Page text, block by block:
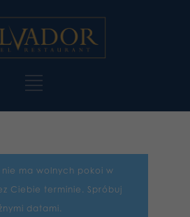
nie ma wolnych pokoi w
Ciebie terminie. Spróbuj
datami.